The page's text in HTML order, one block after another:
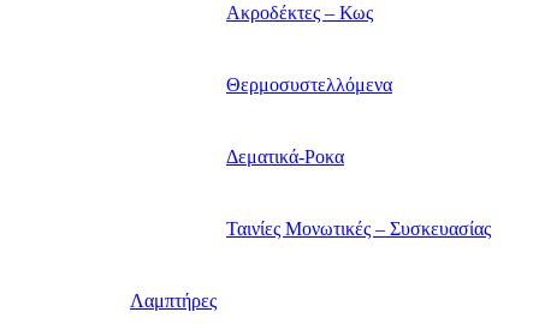
Ακροδέκτες – Κως
Θερμοσυστελλόμενα
Δεματικά-Ροκα
Ταινίες Μονωτικές – Συσκευασίας
Λαμπτήρες